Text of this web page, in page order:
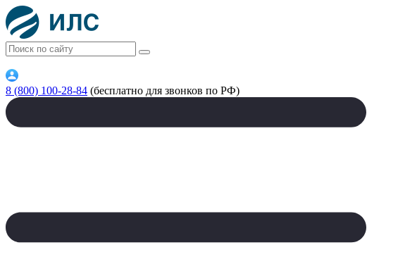
8 (800) 100-28-84 (бесплатно для звонков по РФ)